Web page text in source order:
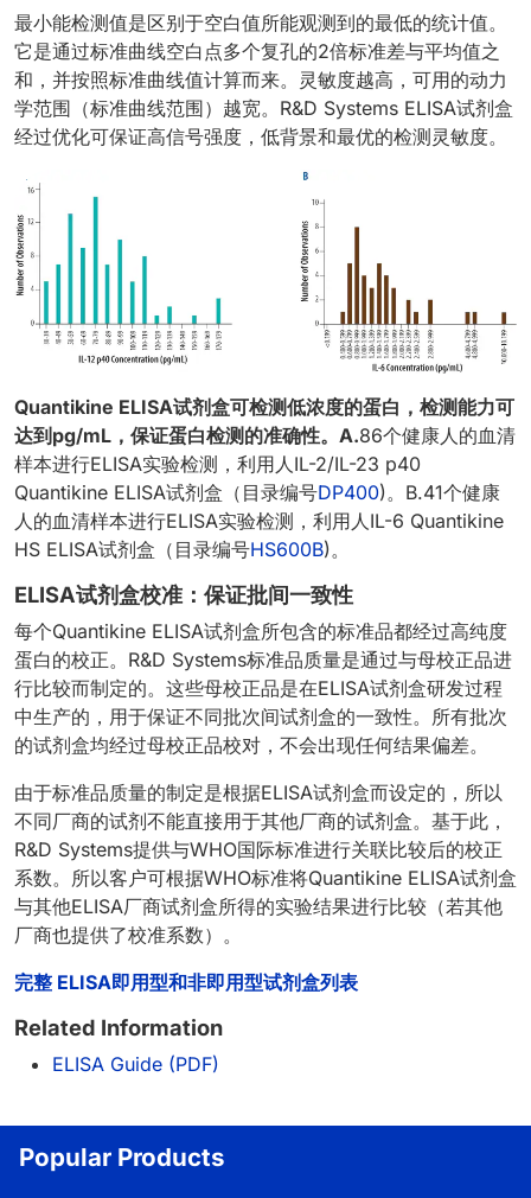
最小能检测值是区别于空白值所能观测到的最低的统计值。
它是通过标准曲线空白点多个复孔的2倍标准差与平均值之
和，并按照标准曲线值计算而来。灵敏度越高，可用的动力
学范围（标准曲线范围）越宽。R&D Systems ELISA试剂盒
经过优化可保证高信号强度，低背景和最优的检测灵敏度。
Quantikine ELISA试剂盒可检测低浓度的蛋白，检测能力可
达到pg/mL，保证蛋白检测的准确性。A.86个健康人的血清
样本进行ELISA实验检测，利用人IL-2/IL-23 p40
Quantikine ELISA试剂盒（目录编号DP400)。B.41个健康
人的血清样本进行ELISA实验检测，利用人IL-6 Quantikine
HS ELISA试剂盒（目录编号HS600B)。
ELISA试剂盒校准：保证批间一致性
每个Quantikine ELISA试剂盒所包含的标准品都经过高纯度
蛋白的校正。R&D Systems标准品质量是通过与母校正品进
行比较而制定的。这些母校正品是在ELISA试剂盒研发过程
中生产的，用于保证不同批次间试剂盒的一致性。所有批次
的试剂盒均经过母校正品校对，不会出现任何结果偏差。
由于标准品质量的制定是根据ELISA试剂盒而设定的，所以
不同厂商的试剂不能直接用于其他厂商的试剂盒。基于此，
R&D Systems提供与WHO国际标准进行关联比较后的校正
系数。所以客户可根据WHO标准将Quantikine ELISA试剂盒
与其他ELISA厂商试剂盒所得的实验结果进行比较（若其他
厂商也提供了校准系数）。
完整 ELISA即用型和非即用型试剂盒列表
Related Information
ELISA Guide (PDF)
Popular Products